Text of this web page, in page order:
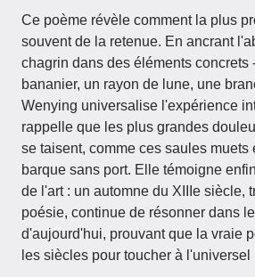
Ce poème révèle comment la plus
souvent de la retenue. En ancrant
chagrin dans des éléments concrets
bananier, un rayon de lune, une
Wenying universalise l'expérience
rappelle que les plus grandes
se taisent, comme ces saules muets
barque sans port. Elle témoigne
de l'art : un automne du XIIIe siècle,
poésie, continue de résonner dans
d'aujourd'hui, prouvant que la vraie
les siècles pour toucher à l'universel